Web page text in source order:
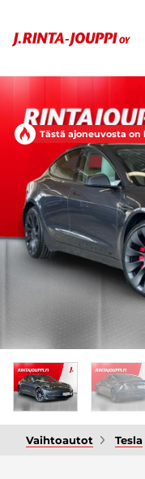
Tästä ajoneuvosta
Vaihtoautot Tesla